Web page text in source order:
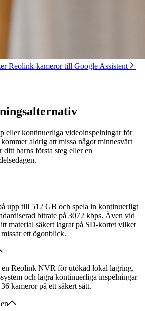
Reolink-kameror till Google Assistent
eller kontinuerliga videoinspelningar för
aldrig att missa något minnesvärt
ditt barns första steg eller en
upp till 512 GB och spela in kontinuerligt
bitrate på 3072 kbps. Även vid
material säkert lagrat på SD-kortet vilket
ett ögonblick.
Reolink NVR för utökad lokal lagring.
och lagra kontinuerliga inspelningar
kameror på ett säkert sätt.